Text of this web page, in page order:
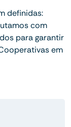
definidas:
com
para garantir
em